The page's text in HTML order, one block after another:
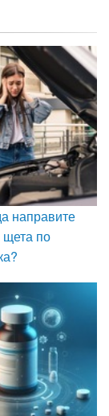
направите
по